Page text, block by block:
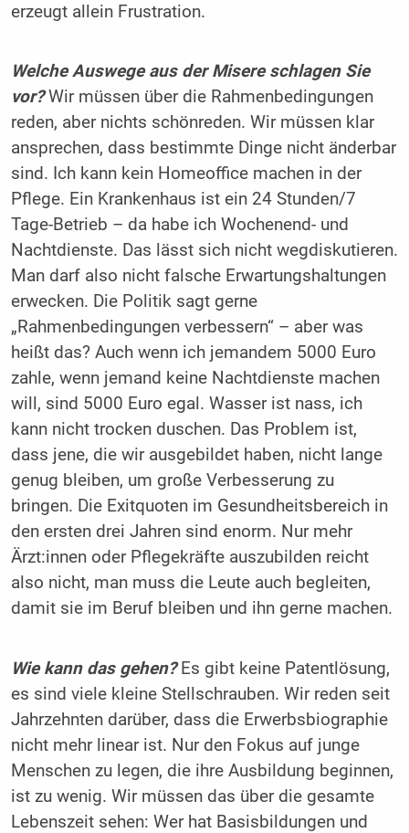
erzeugt allein Frustration.
Welche Auswege aus der Misere schlagen Sie
vor?Wir müssen über die Rahmenbedingungen
reden, aber nichts schönreden. Wir müssen klar
ansprechen, dass bestimmte Dinge nicht änderbar
sind. Ich kann kein Homeoffice machen in der
Pflege. Ein Krankenhaus ist ein 24 Stunden/7
Tage-Betrieb – da habe ich Wochenend- und
Nachtdienste. Das lässt sich nicht wegdiskutieren.
Man darf also nicht falsche Erwartungshaltungen
erwecken. Die Politik sagt gerne
„Rahmenbedingungen verbessern“ – aber was
heißt das? Auch wenn ich jemandem 5000 Euro
zahle, wenn jemand keine Nachtdienste machen
will, sind 5000 Euro egal. Wasser ist nass, ich
kann nicht trocken duschen. Das Problem ist,
dass jene, die wir ausgebildet haben, nicht lange
genug bleiben, um große Verbesserung zu
bringen. Die Exitquoten im Gesundheitsbereich in
den ersten drei Jahren sind enorm. Nur mehr
Ärzt:innen oder Pflegekräfte auszubilden reicht
also nicht, man muss die Leute auch begleiten,
damit sie im Beruf bleiben und ihn gerne machen.
Wie kann das gehen? Es gibt keine Patentlösung,
es sind viele kleine Stellschrauben. Wir reden seit
Jahrzehnten darüber, dass die Erwerbsbiographie
nicht mehr linear ist. Nur den Fokus auf junge
Menschen zu legen, die ihre Ausbildung beginnen,
ist zu wenig. Wir müssen das über die gesamte
Lebenszeit sehen: Wer hat Basisbildungen und